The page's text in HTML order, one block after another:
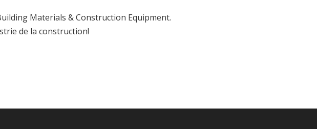
Materials & Construction Equipment.
de la construction!